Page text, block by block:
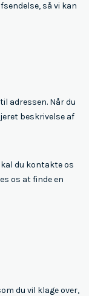
så vi kan
adressen. Når du
beskrivelse af
du kontakte os
os at finde en
du vil klage over,